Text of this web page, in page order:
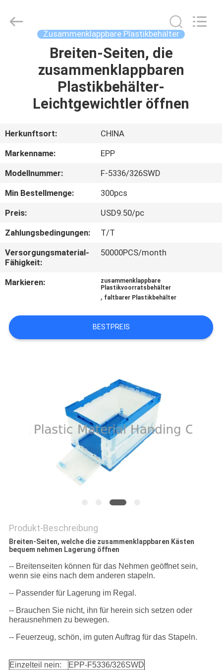
HAUSE
PRODUKTE
ÜBER
UNS
WERKSBESICHTIGUNG
QUALITÄTSKONTROLLE
KONTAKT
MIT
UNS
UM
EIN
PRIVACY
Zusammenklappbare Plastikbehälter
Breiten-Seiten, die
zusammenklappbaren
Plastikbehälter-
Leichtgewichtler öffnen
Herkunftsort:
CHINA
Markenname:
EPP
Modellnummer:
F-5336/326SWD
Min Bestellmenge:
300pcs
Preis:
USD9.50/pc
Zahlungsbedingungen:
T/T
Versorgungsmaterial-
Fähigkeit:
50000PCS/month
Markieren:
zusammenklappbare
Plastikvoorratsbehälter
, faltbarer Plastikbehälter
BESTPREIS
Produkt-Beschreibung
Breiten-Seiten, welche die zusammenklappbaren Kästen
bequem nehmen Lagerung öffnen
-- Breitenseiten können für das Nehmen geöffnet sein,
wenn sie eins nach dem anderen stapeln.
-- Passender für Lagerung im Regal.
-- Brauchen Sie nicht, ihn für herein sich setzen oder
herausnehmen zu bewegen.
-- Feuerzeug, schön, im guten Auftrag für das Stapeln.
Einzelteil nein:
EPP-F5336/326SWD